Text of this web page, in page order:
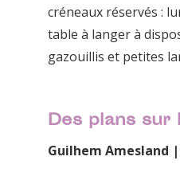
créneaux réservés :
table à langer à
gazouillis et petites
Des plans sur
Guilhem Amesland